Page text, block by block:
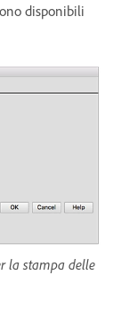
disponibili
la stampa delle